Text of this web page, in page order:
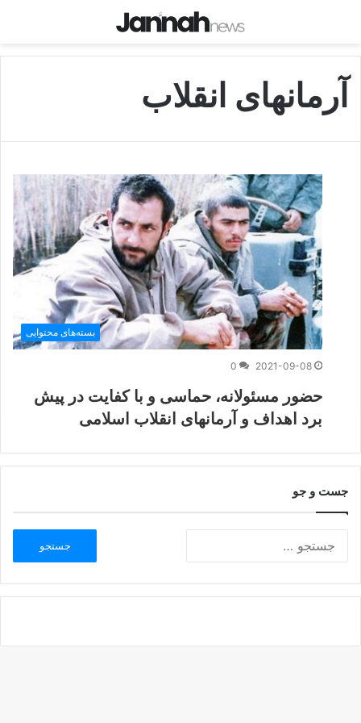
آرمانهای انقلاب
بسته‌های محتوایی
2021-09-08
0
حضور مسئولانه، حماسی و با کفایت در پیش
برد اهداف و آرمانهای انقلاب اسلامی
جست و جو